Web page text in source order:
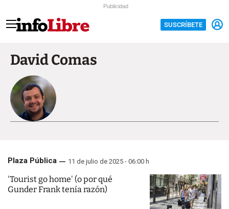
Publicidad
SUSCRÍBETE
David Comas
Plaza Pública 11 de julio de 2025 - 06:00 h
'Tourist go home' (o por qué
Gunder Frank tenía razón)